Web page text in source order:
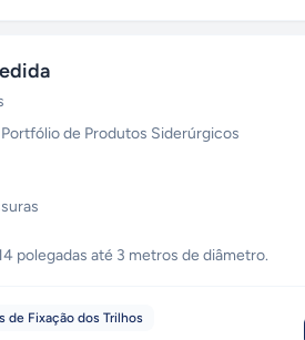
de Produtos Siderúrgicos
polegadas até 3 metros de diâmetro.
de Fixação dos Trilhos